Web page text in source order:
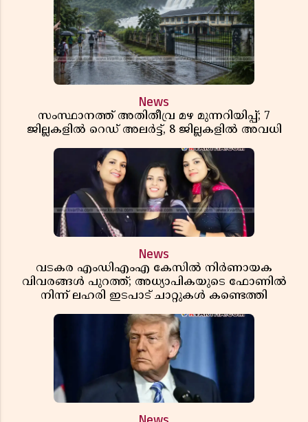
News
സംസ്ഥാനത്ത് അതിതീവ്ര മഴ മുന്നറിയിപ്പ്; 7
ജില്ലകളിൽ റെഡ് അലർട്ട്, 8 ജില്ലകളിൽ അവധി
News
വടകര എംഡിഎംഎ കേസിൽ നിർണായക
വിവരങ്ങൾ പുറത്ത്; അധ്യാപികയുടെ ഫോണിൽ
നിന്ന് ലഹരി ഇടപാട് ചാറ്റുകൾ കണ്ടെത്തി